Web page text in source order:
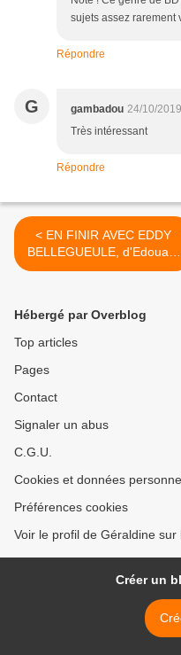
sujets assez rarement
Répondre
G gambadou 24/10/
Très intéressant
Répondre
< EN FINIR AVEC EDDY
BELLEGUEULE, d'Edouard
LOUIS
Hébergé par Overblog
Top articles
Pages
Contact
Signaler un abus
C.G.U.
Cookies et données
Préférences cookies
Voir le profil de Géraldine
Créer un